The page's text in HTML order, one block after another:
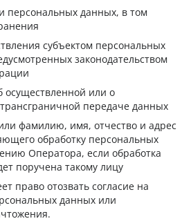
персональных данных, в том
субъектом персональных
законодательством
или о
передаче данных
фамилию, имя, отчество и адрес
обработку персональных
Оператора, если обработка
поручена такому лицу
право отозвать согласие на
данных или